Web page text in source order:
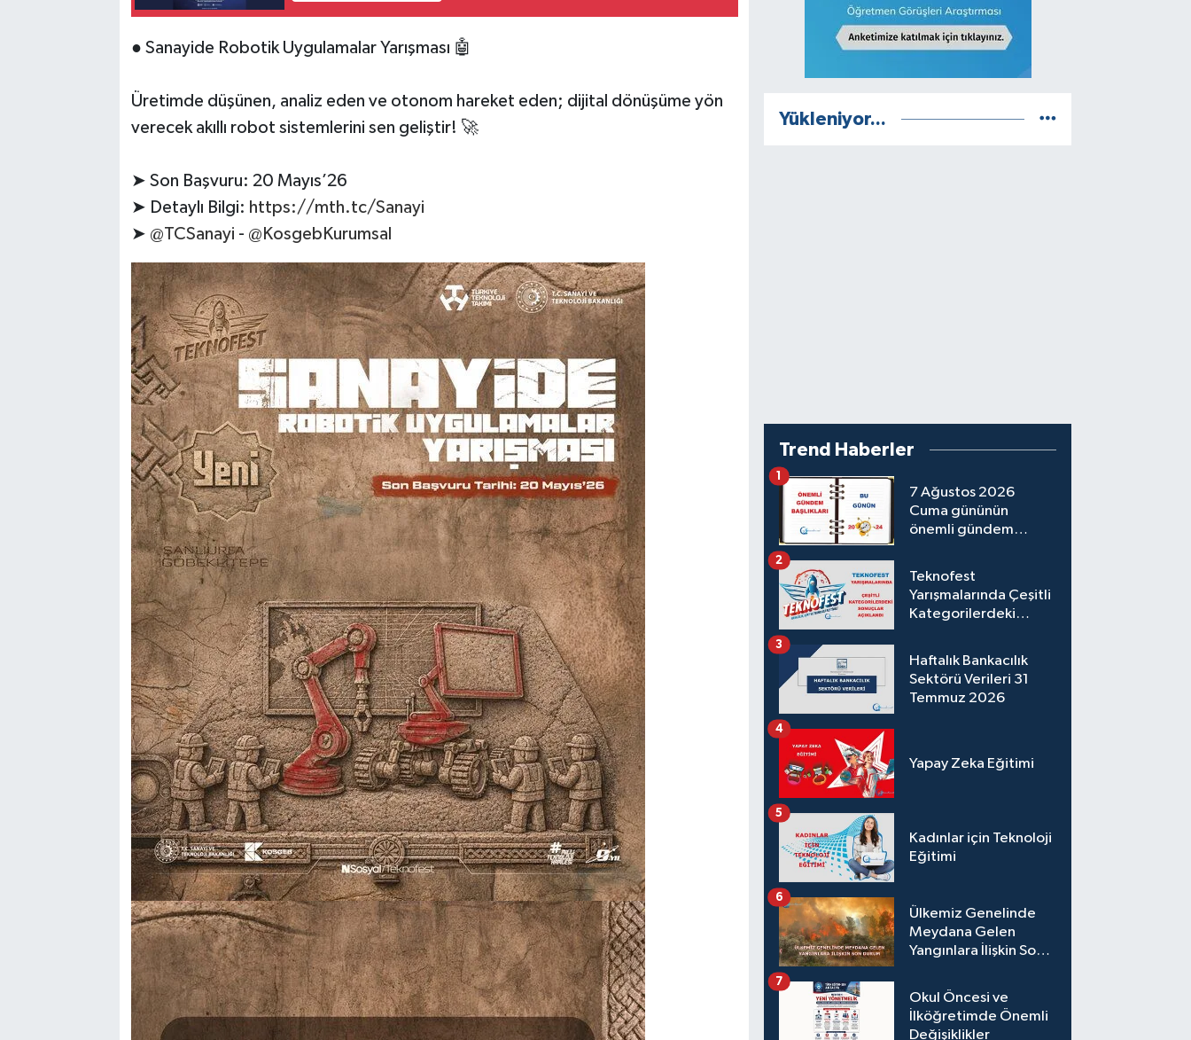
● Sanayide Robotik Uygulamalar Yarışması 🤖
Üretimde düşünen, analiz eden ve otonom hareket eden; dijital dönüşüme yön
verecek akıllı robot sistemlerini sen geliştir! 🚀
➤ Son Başvuru: 20 Mayıs’26
➤ Detaylı Bilgi: https://mth.tc/Sanayi
➤ @TCSanayi - @KosgebKurumsal
Yükleniyor...
Trend Haberler
7 Ağustos 2026
Cuma gününün
önemli gündem
1
Teknofest
Yarışmalarında Çeşitli
Kategorilerdeki
2
Haftalık Bankacılık
Sektörü Verileri 31
Temmuz 2026
3
Yapay Zeka Eğitimi
4
Kadınlar için Teknoloji
Eğitimi
5
Ülkemiz Genelinde
Meydana Gelen
Yangınlara İlişkin Son
6
Okul Öncesi ve
İlköğretimde Önemli
Değişiklikler
7